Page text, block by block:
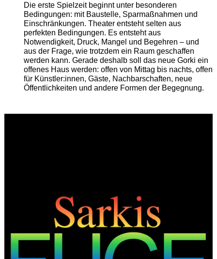
Die erste Spielzeit beginnt unter besonderen
Bedingungen: mit Baustelle, Sparmaßnahmen und
Einschränkungen. Theater entsteht selten aus
perfekten Bedingungen. Es entsteht aus
Notwendigkeit, Druck, Mangel und Begehren – und
aus der Frage, wie trotzdem ein Raum geschaffen
werden kann. Gerade deshalb soll das neue Gorki ein
offenes Haus werden: offen von Mittag bis nachts, offen
für Künstler:innen, Gäste, Nachbarschaften, neue
Öffentlichkeiten und andere Formen der Begegnung.